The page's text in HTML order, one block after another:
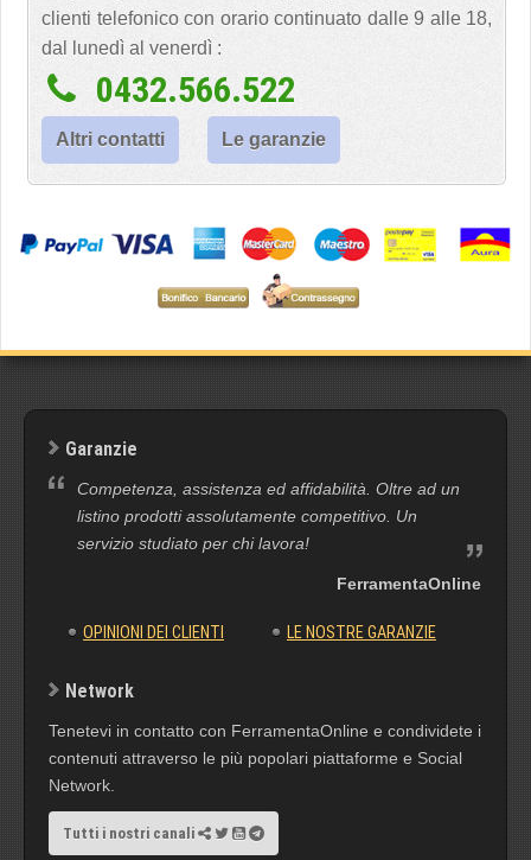
clienti telefonico con orario continuato dalle 9 alle 18,
dal lunedì al venerdì :
0432.566.522
Altri contatti Le garanzie
Garanzie
Competenza, assistenza ed affidabilità. Oltre ad un
listino prodotti assolutamente competitivo. Un
servizio studiato per chi lavora!
FerramentaOnline
OPINIONI DEI CLIENTI LE NOSTRE GARANZIE
Network
Tenetevi in contatto con FerramentaOnline e condividete i
contenuti attraverso le più popolari piattaforme e Social
Network.
Tutti i nostri canali